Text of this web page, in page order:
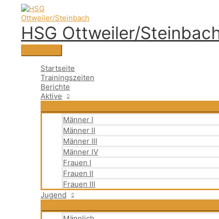
Inhalt
springenHSG Ottweiler/
Hauptmenü
Startseite
Trainingszeiten
Berichte
Aktive
Männer I
Männer II
Männer III
Männer IV
Frauen I
Frauen II
Frauen III
Jugend
Suchen
nach: